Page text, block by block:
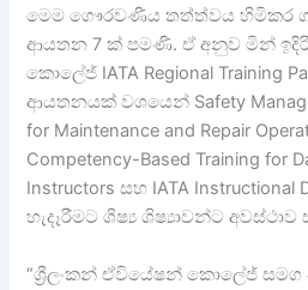
මෙම ගෞරවණීය තත්ත්වය හිමිකර
ආයතන 7 ක් පමණි. ඒ අනුව මින්
කොලේජ් IATA Regional Training
ආයතනයක් වශයෙන් Safety
for Maintenance and Repair
Competency-Based Training for
Instructors සහ IATA Instructional
හැදෑරීමට ශිෂ්‍ය ශිෂ්‍යාවන්ට
“ශ්‍රීලංකන් ඒවියේෂන් කොලේජ්